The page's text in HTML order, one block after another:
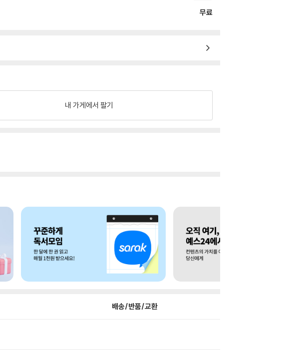
무료
내 가게에서 팔기
배송/반품/교환